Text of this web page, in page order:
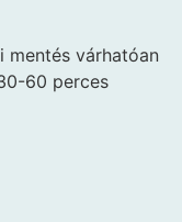
mentés várhatóan
60 perces